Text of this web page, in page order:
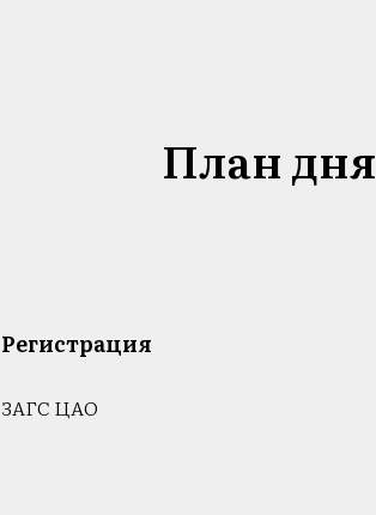
План дня
Регистрация
ЗАГС ЦАО